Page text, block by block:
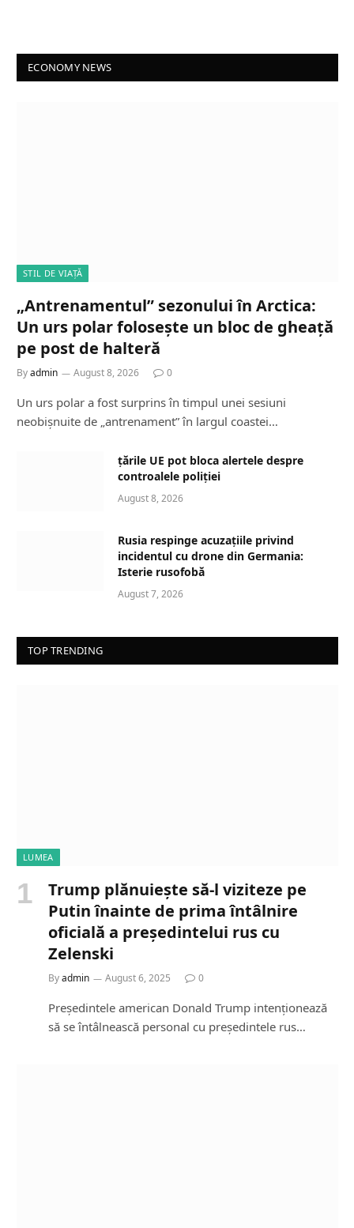
ECONOMY NEWS
STIL DE VIAȚĂ
„Antrenamentul” sezonului în Arctica:
Un urs polar folosește un bloc de gheață
pe post de halteră
Byadmin August 8, 2026 0
Un urs polar a fost surprins în timpul unei sesiuni
neobișnuite de „antrenament” în largul coastei…
țările UE pot bloca alertele despre
controalele poliției
August 8, 2026
Rusia respinge acuzațiile privind
incidentul cu drone din Germania:
Isterie rusofobă
August 7, 2026
TOP TRENDING
LUMEA
Trump plănuiește să-l viziteze pe
Putin înainte de prima întâlnire
oficială a președintelui rus cu
Zelenski
Byadmin August 6, 2025 0
Președintele american Donald Trump intenționează
să se întâlnească personal cu președintele rus…